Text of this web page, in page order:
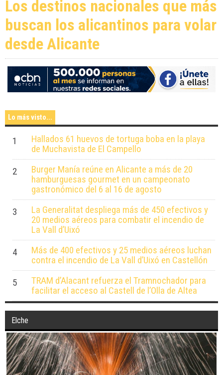
Los destinos nacionales que más
buscan los alicantinos para volar
desde Alicante
Alicante llena de música el
verano con 21 conciertos
gratuitos
Lo más visto...
1
Hallados 61 huevos de tortuga boba en la playa
de Muchavista de El Campello
2
Burger Manía reúne en Alicante a más de 20
hamburguesas gourmet en un campeonato
gastronómico del 6 al 16 de agosto
3
La Generalitat despliega más de 450 efectivos y
20 medios aéreos para combatir el incendio de
La Vall d’Uixó
4
Más de 400 efectivos y 25 medios aéreos luchan
contra el incendio de La Vall d’Uixó en Castellón
5
TRAM d’Alacant refuerza el Tramnochador para
facilitar el acceso al Castell de l’Olla de Altea
Elche